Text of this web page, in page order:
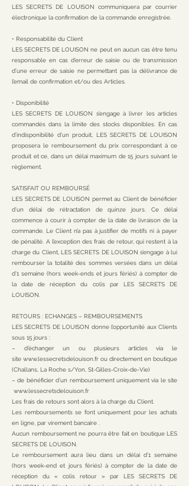
LES SECRETS DE LOUISON communiquera par courrier
électronique la confirmation de la commande enregistrée.
• Responsabilité du Client
LES SECRETS DE LOUISON ne peut en aucun cas être tenu
responsable en cas d’erreur de saisie ou de transmission
d’une erreur de saisie ne permettant pas la délivrance de
l’email de confirmation et/ou des Articles.
• Disponibilité
LES SECRETS DE LOUISON s’engage à livrer les articles
commandés dans la limite des stocks disponibles. En cas
d’indisponibilité d’un produit, LES SECRETS DE LOUISON
proposera le remboursement du prix correspondant à ce
produit et ce, dans un délai maximum de 15 jours suivant le
règlement.
SATISFAIT OU REMBOURSÉ
LES SECRETS DE LOUISON permet au Client de bénéficier
d’un délai de rétractation de quinze jours. Ce délai
commence à courir à compter de la date de livraison de la
commande. Le Client n’a pas à justifier de motifs ni à payer
de pénalité. A l’exception des frais de retour, qui restent à la
charge du Client, LES SECRETS DE LOUISON s’engage à lui
rembourser la totalité des sommes versées dans un délai
d’1 semaine (hors week-ends et jours fériés) à compter de
la date de réception du colis par LES SECRETS DE
LOUISON.
RETOURS : ECHANGES – REMBOURSEMENTS
LES SECRETS DE LOUISON donne l’opportunité aux Clients
sous 15 jours :
– d’échanger un ou plusieurs articles via le
site www.lessecretsdelouison.fr ou directement en boutique
(Challans, La Roche s/Yon, St-Gilles-Croix-de-Vie)
– de bénéficier d’un remboursement uniquement via le site
www.lessecretsdelouison.fr
Les frais de retours sont alors à la charge du Client.
Les remboursements se font uniquement pour les achats
en ligne, par virement bancaire .
Aucun remboursement ne pourra être fait en boutique LES
SECRETS DE LOUISON.
Le remboursement aura lieu dans un délai d’1 semaine
(hors week-end et jours fériés) à compter de la date de
réception du « colis retour » par LES SECRETS DE